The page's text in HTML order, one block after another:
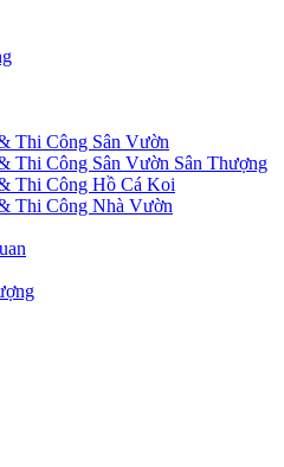
Thi Công Sân Vườn
Thi Công Sân Vườn Sân Thượng
Thi Công Hồ Cá Koi
Thi Công Nhà Vườn